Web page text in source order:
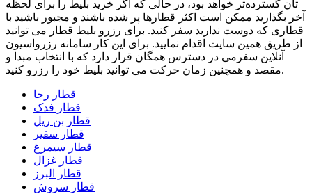
تان گسترده‌‌تر خواهد بود، در حالی که اگر خرید بلیط را برای لحظه
آخر بگذارید ممکن است اکثر قطارها پر شده باشند و مجبور باشید با
قطاری که دوست ندارید سفر کنید. برای رزرو بلیط قطار می توانید
از طریق همین سایت اقدام نمایید. برای این کار سامانه رزرواسیون
آنلاین سفرمی در دسترس همگان قرار دارد که با انتخاب مبدا و
مقصد و همچنین زمان حرکت می توانید بلیط خود را رزرو کنید.
قطار رجا
قطار فدک
قطار بن ریل
قطار سفیر
قطار سیمرغ
قطار غزال
قطار البرز
قطار سروش